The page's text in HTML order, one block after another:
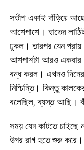
সতীশ একাই দাঁড়িয়ে
আশেপাশে। হাতের
ঢুকল। তারপর যেন প্রায়
আশপাশটা আরও একবার
বন্ধ করল। এখনও
নিশ্চিন্তি। কিন্তু
বলেছিল, ব্যস্ত আছি।
সময় যেন কাটতে চাইছে
উপর রাগ হতে শুরু করে।